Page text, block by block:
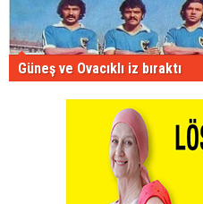
Güneş ve Ovacıklı iz bıraktı